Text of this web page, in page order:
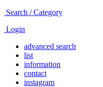
Search / Category
Login
advanced search
list
information
contact
instagram